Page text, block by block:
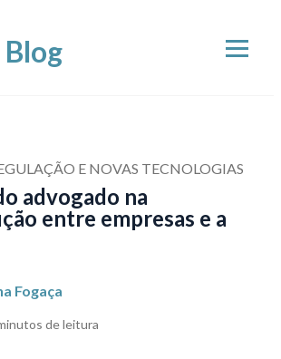
E NOVAS TECNOLOGIAS
advogado na
entre empresas e a
Fogaça
de leitura